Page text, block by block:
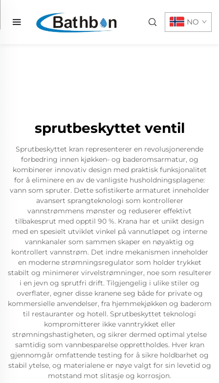
NO
sprutbeskyttet ventil
Sprutbeskyttet kran representerer en revolusjonerende
forbedring innen kjøkken- og baderomsarmatur, og
kombinerer innovativ design med praktisk funksjonalitet
for å eliminere en av de vanligste husholdningsplagene:
vann som spruter. Dette sofistikerte armaturet inneholder
avansert sprangteknologi som kontrollerer
vannstrømmens mønster og reduserer effektivt
tilbakesprut med opptil 90 %. Krana har et unikt design
med en spesielt utviklet vinkel på vannutløpet og interne
vannkanaler som sammen skaper en nøyaktig og
kontrollert vannstrøm. Det indre mekanismen inneholder
en moderne strømningsregulator som holder trykket
stabilt og minimerer virvelstrømninger, noe som resulterer
i en jevn og sprutfri drift. Tilgjengelig i ulike stiler og
overflater, egner disse kranene seg både for private og
kommersielle anvendelser, fra hjemmekjøkken og baderom
til restauranter og hotell. Sprutbeskyttet teknologi
kompromitterer ikke vanntrykket eller
strømningshastigheten, og sikrer dermed optimal ytelse
samtidig som vannbesparelse opprettholdes. Hver kran
gjennomgår omfattende testing for å sikre holdbarhet og
stabil ytelse, og materialene er nøye valgt for sin levetid og
motstand mot slitasje og korrosjon.